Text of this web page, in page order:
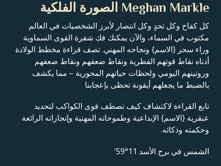
Meghan Markle الصورة الفلكية
كل كفاح وكل تحدٍ وكل انتصار لأبرز الشخصيات في العالم
مكتوب في السماء، والآن يمكنك فك شفرة القوى السماوية
وراء سحر {الاسم} ونجاحه المهني. تصف قراءة مخطط الولادة
أدناه نقاط قوتهم الفطرية ونقاط ضعفهم ونقاط ضعفهم
وروتينهم اليومي ولحظات حياتهم المحورية – مما يكشف
بالضبط ما يجعلهم أيقونة تحظى بإعجابنا
تابع القراءة لاكتشاف كيف تصطف قوى الكواكب لتحديد
عبقرية {الاسم} الإبداعية وطموحاته المهنية وإنجازاته الرائعة
وحكمته وذكائه.
الشمس في برج الأسد 11°59'